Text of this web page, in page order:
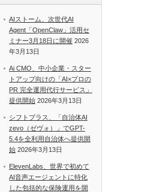
AIストーム、次世代AI
Agent「OpenClaw」活用セ
ミナー3月18日に開催 2026
年3月13日
Ai CMO、中小企業・スター
トアップ向けの「AI×プロの
PR 完全運用代行サービス」
提供開始 2026年3月13日
シフトプラス、「自治体AI
zevo（ゼヴォ）」でGPT-
5.4を全利用自治体へ提供開
始 2026年3月13日
ElevenLabs、世界で初めて
AI音声エージェントに特化
した包括的な保険運用を開